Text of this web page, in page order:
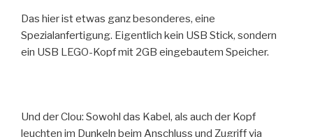
Das hier ist etwas ganz besonderes, eine
Spezialanfertigung. Eigentlich kein USB Stick, sondern
ein USB LEGO-Kopf mit 2GB eingebautem Speicher.
Und der Clou: Sowohl das Kabel, als auch der Kopf
leuchten im Dunkeln beim Anschluss und Zugriff via